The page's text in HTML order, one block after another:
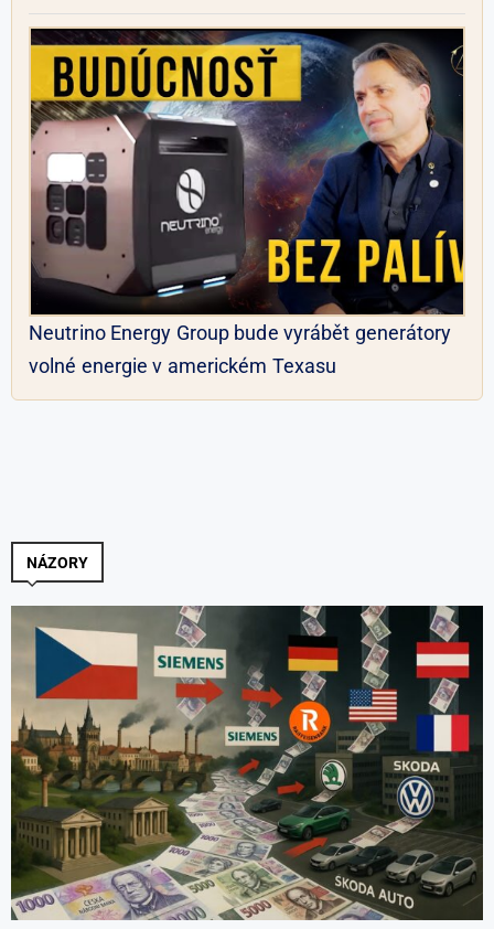
Neutrino Energy Group bude vyrábět generátory
volné energie v americkém Texasu
NÁZORY